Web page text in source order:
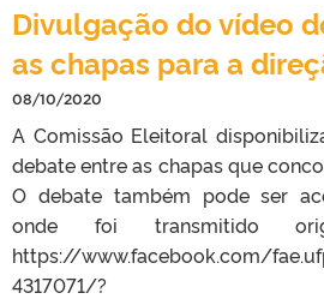
Divulgação do vídeo
as chapas para a
08/10/2020
A Comissão Eleitoral
debate entre as chapas que
O debate também pode ser
onde foi transmitido
https://www.facebook.com/
4317071/?